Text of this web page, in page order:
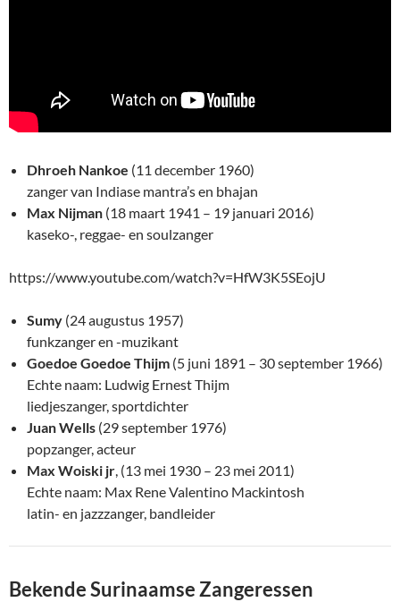
Dhroeh Nankoe (11 december 1960)
zanger van Indiase mantra’s en bhajan
Max Nijman (18 maart 1941 – 19 januari 2016)
kaseko-, reggae- en soulzanger
https://www.youtube.com/watch?v=HfW3K5SEojU
Sumy (24 augustus 1957)
funkzanger en -muzikant
Goedoe Goedoe Thijm (5 juni 1891 – 30 september 1966)
Echte naam: Ludwig Ernest Thijm
liedjeszanger, sportdichter
Juan Wells (29 september 1976)
popzanger, acteur
Max Woiski jr , (13 mei 1930 – 23 mei 2011)
Echte naam: Max Rene Valentino Mackintosh
latin- en jazzzanger, bandleider
Bekende Surinaamse Zangeressen